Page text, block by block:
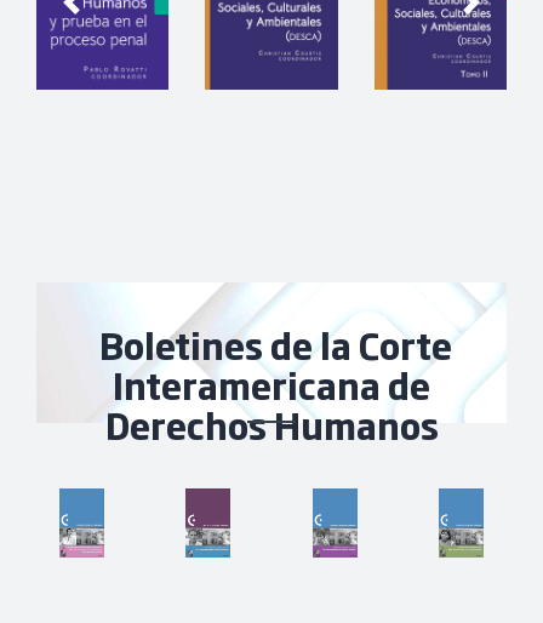
Previous Next
Boletines de la Corte
Interamericana de
Derechos Humanos